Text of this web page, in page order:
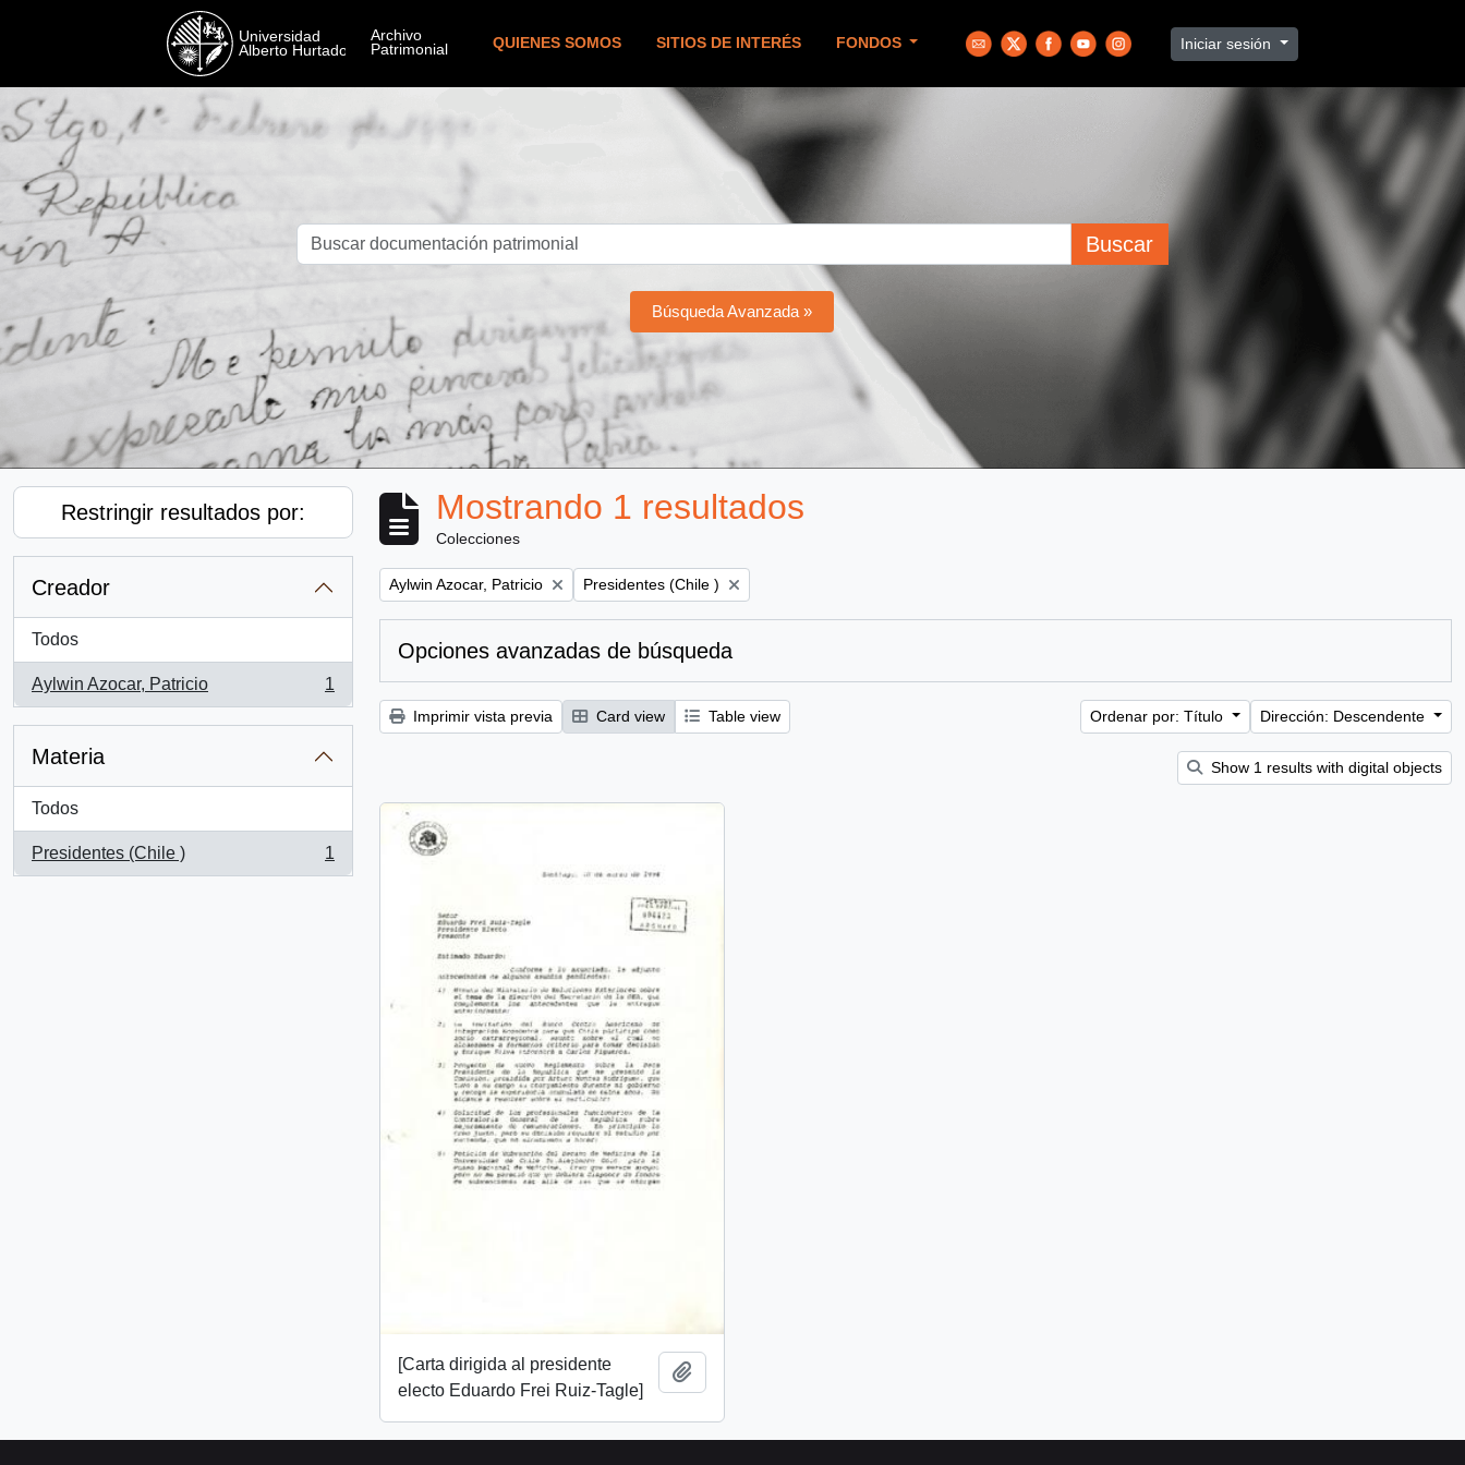
QUIENES SOMOS SITIOS DE INTERÉS FONDOS Iniciar sesión
Buscar
Búsqueda Avanzada »
Restringir resultados por:
Creador
Todos
Aylwin Azocar, Patricio
, 1 resultados
1
Materia
Todos
Presidentes (Chile )
, 1 resultados
1
Mostrando 1 resultados
Colecciones
Remove filter:
Aylwin Azocar, Patricio Remove filter:
Presidentes (Chile )
Opciones avanzadas de búsqueda
Imprimir vista previa Card view Table view Ordenar por: Título Dirección: Descendente
Show 1 results with digital objects
[Carta dirigida al presidente
electo Eduardo Frei Ruiz-Tagle]